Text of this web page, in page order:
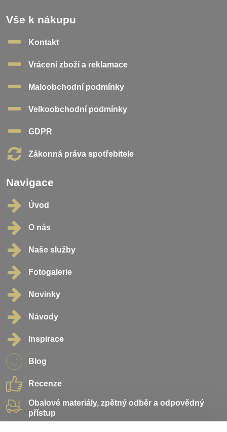
Vše k nákupu
Kontakt
Vrácení zboží a reklamace
Maloobchodní podmínky
Velkoobchodní podmínky
GDPR
Zákonná práva spotřebitele
Navigace
Úvod
O nás
Naše služby
Fotogalerie
Novinky
Návody
Inspirace
Blog
Recenze
Obalové materiály, zpětný odběr a odpovědný
přístup